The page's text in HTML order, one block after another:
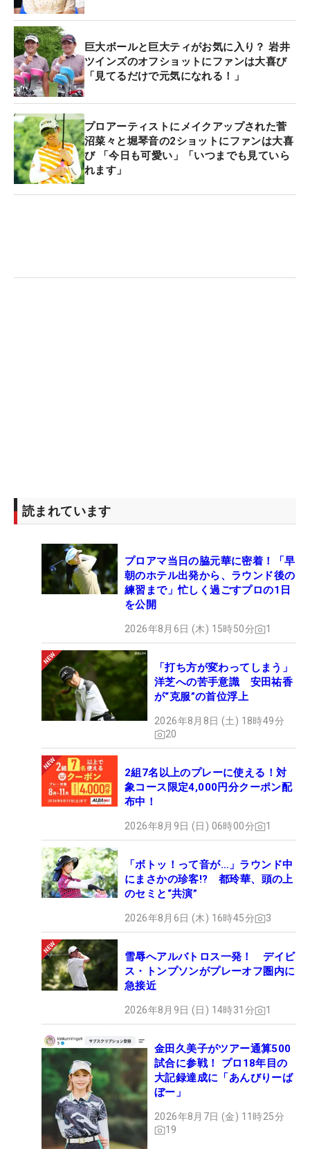
巨大ボールと巨大ティがお気に入り？ 岩井
ツインズのオフショットにファンは大喜び
「見てるだけで元気になれる！」
プロアーティストにメイクアップされた菅
沼菜々と堀琴音の2ショットにファンは大喜
び 「今日も可愛い」「いつまでも見ていら
れます」
読まれています
プロアマ当日の脇元華に密着！「早
朝のホテル出発から、ラウンド後の
練習まで」忙しく過ごすプロの1日
を公開
2026年8月6日 (木) 15時50分 1
「打ち方が変わってしまう」
洋芝への苦手意識 安田祐香
が“克服”の首位浮上
2026年8月8日 (土) 18時49分
20
2組7名以上のプレーに使える！対
象コース限定4,000円分クーポン配
布中！
2026年8月9日 (日) 06時00分 1
「ボトッ！って音が…」ラウンド中
にまさかの珍客!? 都玲華、頭の上
のセミと“共演”
2026年8月6日 (木) 16時45分 3
雪辱へアルバトロス一発！ デイビ
ス・トンプソンがプレーオフ圏内に
急接近
2026年8月9日 (日) 14時31分 1
金田久美子がツアー通算500
試合に参戦！ プロ18年目の
大記録達成に「あんびりーば
ぼー」
2026年8月7日 (金) 11時25分
19